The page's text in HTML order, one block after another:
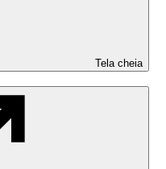
Tela cheia